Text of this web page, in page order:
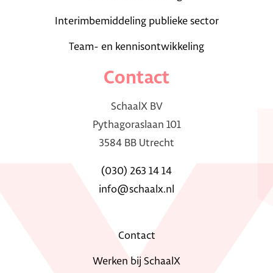
Interimbemiddeling publieke sector
Team- en kennisontwikkeling
Contact
SchaalX BV
Pythagoraslaan 101
3584 BB Utrecht
(030) 263 14 14
info@schaalx.nl
Contact
Werken bij SchaalX